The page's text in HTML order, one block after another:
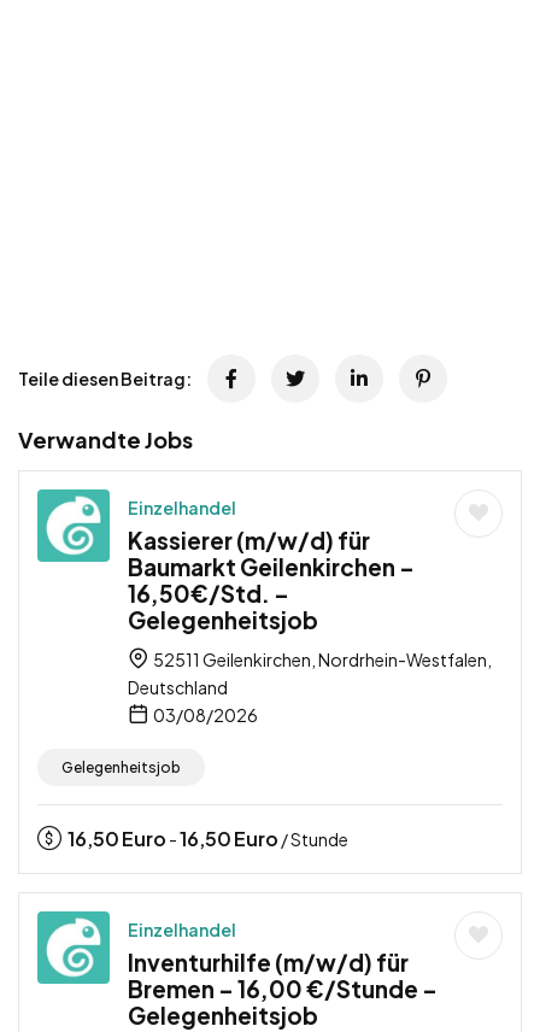
Teile diesen Beitrag:
Verwandte Jobs
Einzelhandel
Kassierer (m/w/d) für
Baumarkt Geilenkirchen –
16,50€/Std. –
Gelegenheitsjob
52511 Geilenkirchen, Nordrhein-Westfalen,
Deutschland
03/08/2026
Gelegenheitsjob
16,50Euro -16,50Euro / Stunde
Einzelhandel
Inventurhilfe (m/w/d) für
Bremen – 16,00 €/Stunde –
Gelegenheitsjob